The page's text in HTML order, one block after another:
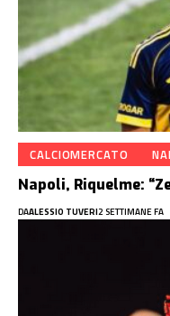
CALCIOMERCATO
Napoli, Riquelme:
DAALESSIO TUVERI2 SETTIMANE FA